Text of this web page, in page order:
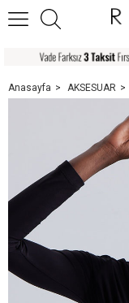
Anasayfa AKSESUAR